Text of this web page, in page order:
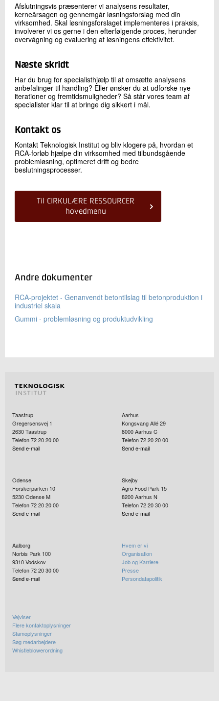
Afslutningsvis præsenterer vi analysens resultater,
kerneårsagen og gennemgår løsningsforslag med din
virksomhed. Skal løsningsforslaget implementeres i praksis,
involverer vi os gerne i den efterfølgende proces, herunder
overvågning og evaluering af løsningens effektivitet.
Næste skridt
Har du brug for specialisthjælp til at omsætte analysens
anbefalinger til handling? Eller ønsker du at udforske nye
iterationer og fremtidsmuligheder? Så står vores team af
specialister klar til at bringe dig sikkert i mål.
Kontakt os
Kontakt Teknologisk Institut og bliv klogere på, hvordan et
RCA-forløb hjælpe din virksomhed med tilbundsgående
problemløsning, optimeret drift og bedre
beslutningsprocesser.
Til CIRKULÆRE RESSOURCER
hovedmenu
Andre dokumenter
RCA-projektet - Genanvendt betontilslag til betonproduktion i
industriel skala
Gummi - problemløsning og produktudvikling
Taastrup
Gregersensvej 1
2630Taastrup
Telefon 72 20 20 00
Send e-mail
Aarhus
Kongsvang Allé 29
8000Aarhus C
Telefon 72 20 20 00
Send e-mail
Odense
Forskerparken 10
5230Odense M
Telefon 72 20 20 00
Send e-mail
Skejby
Agro Food Park 15
8200Aarhus N
Telefon 72 20 30 00
Send e-mail
Aalborg
Norbis Park 100
9310Vodskov
Telefon 72 20 30 00
Send e-mail
Hvem er vi
Organisation
Job og Karriere
Presse
Persondatapolitik
Vejviser
Flere kontaktoplysninger
Stamoplysninger
Søg medarbejdere
Whistleblowerordning